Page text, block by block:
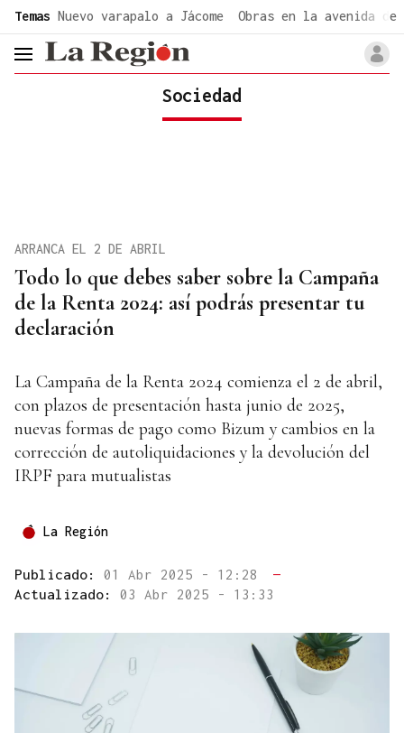
Temas Nuevo varapalo a Jácome Obras en la avenida de
header.menu.open
Sociedad
Todo lo que debes saber sobre la Campaña
de la Renta 2024: así podrás presentar tu
declaración
ARRANCA EL 2 DE ABRIL
La Campaña de la Renta 2024 comienza el 2 de abril,
con plazos de presentación hasta junio de 2025,
nuevas formas de pago como Bizum y cambios en la
corrección de autoliquidaciones y la devolución del
IRPF para mutualistas
La Región
Publicado: 01 Abr 2025 - 12:28
—
Actualizado: 03 Abr 2025 - 13:33